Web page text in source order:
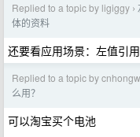
Replied to a topic by ligiggy ›
体的资料
还要看应用场景：左值引
Replied to a topic by
么用？
可以淘宝买个电池